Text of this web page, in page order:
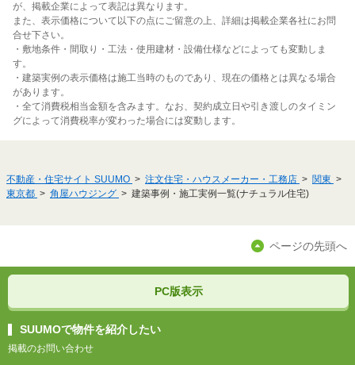
が、掲載企業によって表記は異なります。
また、表示価格について以下の点にご留意の上、詳細は掲載企業各社にお問
合せ下さい。
・敷地条件・間取り・工法・使用建材・設備仕様などによっても変動しま
す。
・建築実例の表示価格は施工当時のものであり、現在の価格とは異なる場合
があります。
・全て消費税相当金額を含みます。なお、契約成立日や引き渡しのタイミン
グによって消費税率が変わった場合には変動します。
不動産・住宅サイト SUUMO 注文住宅・ハウスメーカー・工務店
関東
東京都
角屋ハウジング 建築事例・施工実例一覧(ナチュラル住宅)
ページの先頭へ
PC版表示
SUUMOで物件を紹介したい
掲載のお問い合わせ